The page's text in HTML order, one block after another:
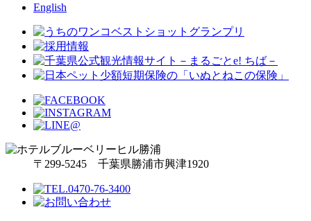
English
〒299-5245 千葉県勝浦市興津1920